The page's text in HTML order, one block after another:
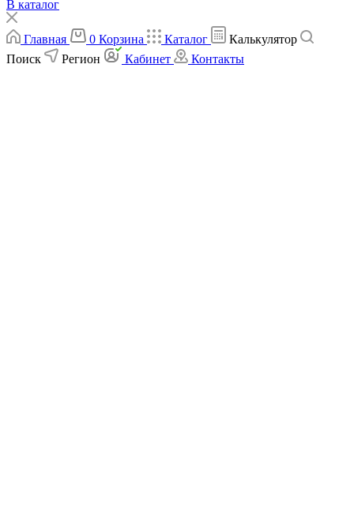
В каталог
Главная 0 Корзина Каталог
Калькулятор
Поиск
Регион Кабинет Контакты